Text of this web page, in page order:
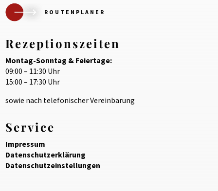
ROUTENPLANER
Rezeptionszeiten
Montag-Sonntag & Feiertage:
09:00 – 11:30 Uhr
15:00 – 17:30 Uhr
sowie nach telefonischer Vereinbarung
Service
Impressum
Datenschutzerklärung
Datenschutzeinstellungen